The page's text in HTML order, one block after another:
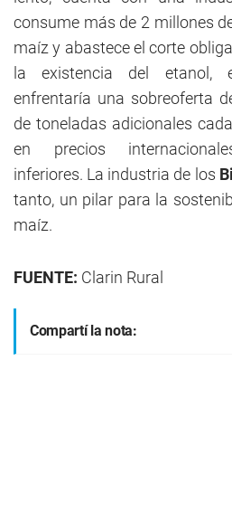
consume más de 2 millones
maíz y abastece el corte
la existencia del etanol,
enfrentaría una sobreoferta
de toneladas adicionales
en precios
inferiores. La industria de los
tanto, un pilar para la
maíz.
FUENTE: Clarin Rural
Compartí la nota: